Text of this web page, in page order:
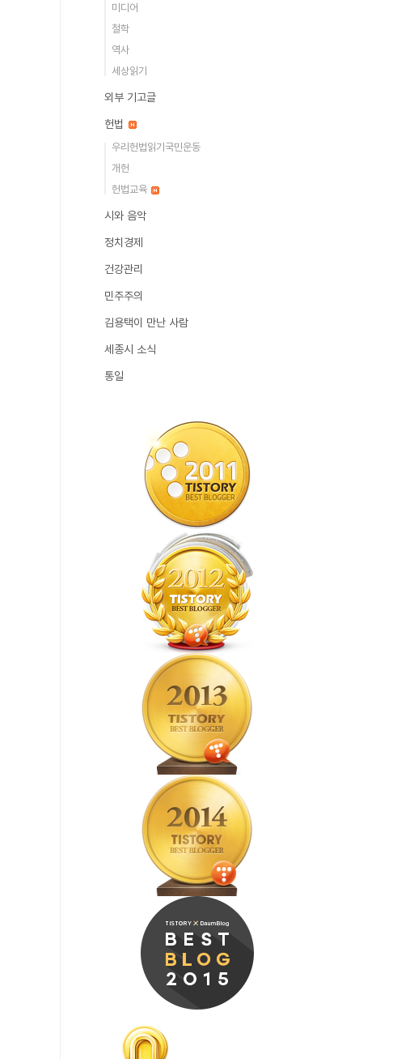
미디어
철학
역사
세상읽기
외부 기고글
헌법
우리헌법읽기국민운동
개헌
헌법교육
시와 음악
정치경제
건강관리
민주주의
김용택이 만난 사람
세종시 소식
통일